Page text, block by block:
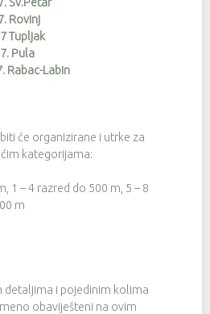
Rovinj
Tupljak
Pula
Rabac-Labin
će organizirane i utrke za
kategorijama:
1 – 4 razred do 500 m, 5 – 8
m
detaljima i pojedinim kolima
obaviješteni na ovim